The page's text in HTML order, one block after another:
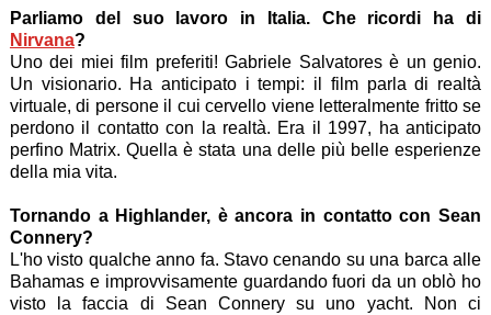
Parliamo del suo lavoro in Italia. Che ricordi ha di
Nirvana?
Uno dei miei film preferiti! Gabriele Salvatores è un genio.
Un visionario. Ha anticipato i tempi: il film parla di realtà
virtuale, di persone il cui cervello viene letteralmente fritto se
perdono il contatto con la realtà. Era il 1997, ha anticipato
perfino Matrix. Quella è stata una delle più belle esperienze
della mia vita.
Tornando a Highlander, è ancora in contatto con Sean
Connery?
L'ho visto qualche anno fa. Stavo cenando su una barca alle
Bahamas e improvvisamente guardando fuori da un oblò ho
visto la faccia di Sean Connery su uno yacht. Non ci